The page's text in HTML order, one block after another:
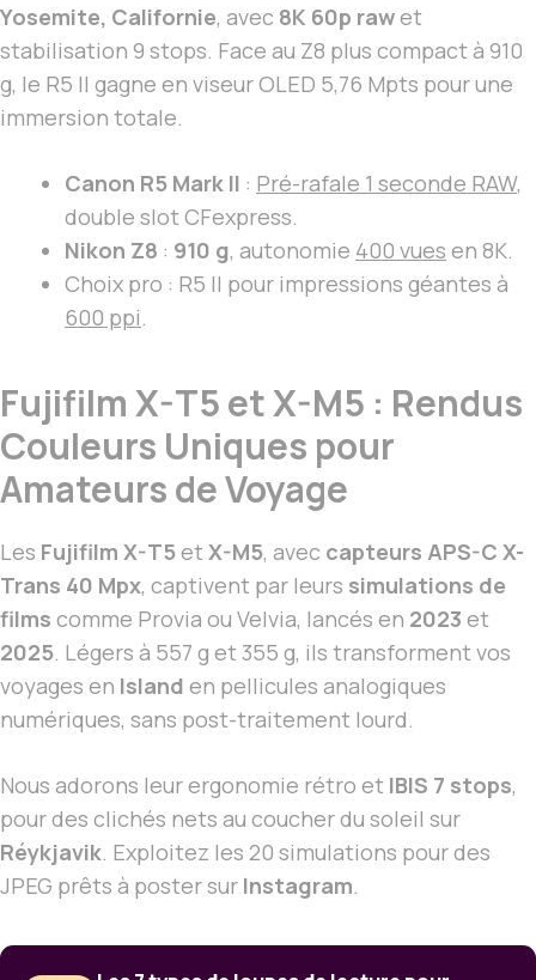
Yosemite, Californie, avec 8K 60p rawet
stabilisation 9 stops. Face au Z8 plus compact à 910
g, le R5 II gagne en viseur OLED 5,76 Mpts pour une
immersion totale.
Canon R5 Mark II : Pré-rafale 1 seconde RAW,
double slot CFexpress.
Nikon Z8 : 910 g, autonomie 400 vues en 8K.
Choix pro : R5 II pour impressions géantes à
600 ppi.
Fujifilm X-T5 et X-M5 : Rendus
Couleurs Uniques pour
Amateurs de Voyage
Les Fujifilm X-T5et X-M5, avec capteurs APS-C X-
Trans 40 Mpx, captivent par leurs simulations de
films comme Provia ou Velvia, lancés en 2023 et
2025. Légers à 557 g et 355 g, ils transforment vos
voyages en Island en pellicules analogiques
numériques, sans post-traitement lourd.
Nous adorons leur ergonomie rétro et IBIS 7 stops,
pour des clichés nets au coucher du soleil sur
Réykjavik. Exploitez les 20 simulations pour des
JPEG prêts à poster sur Instagram.